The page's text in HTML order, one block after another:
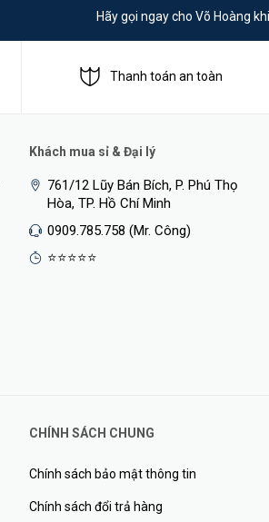
Hãy gọi ngay cho Võ Hoàng
Thanh toán an toàn
Khách mua sỉ & Đại lý
761/12 Lũy Bán Bích, P. Phú Thọ
Hòa, TP. Hồ Chí Minh
0909.785.758 (Mr. Công)
⭐⭐⭐⭐⭐
CHÍNH SÁCH CHUNG
Chính sách bảo mật thông tin
Chính sách đổi trả hàng